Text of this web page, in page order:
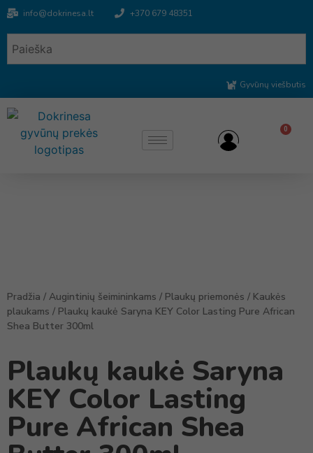
info@dokrinesa.lt +370 679 48351
Gyvūnų viešbutis
0
Pradžia / Augintinių šeimininkams / Plaukų priemonės / Kaukės
plaukams / Plaukų kaukė Saryna KEY Color Lasting Pure African
Shea Butter 300ml
Plaukų kaukė Saryna
KEY Color Lasting
Pure African Shea